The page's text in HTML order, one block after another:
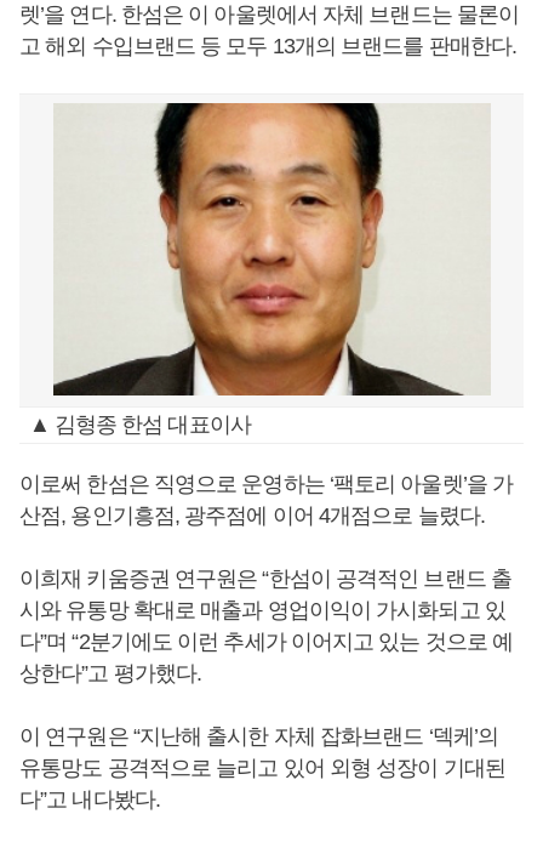
렛’을 연다. 한섬은 이 아울렛에서 자체 브랜드는 물론이
고 해외 수입브랜드 등 모두 13개의 브랜드를 판매한다.
▲ 김형종 한섬 대표이사
이로써 한섬은 직영으로 운영하는 ‘팩토리 아울렛’을 가
산점, 용인기흥점, 광주점에 이어 4개점으로 늘렸다.
이희재 키움증권 연구원은 “한섬이 공격적인 브랜드 출
시와 유통망 확대로 매출과 영업이익이 가시화되고 있
다”며 “2분기에도 이런 추세가 이어지고 있는 것으로 예
상한다”고 평가했다.
이 연구원은 “지난해 출시한 자체 잡화브랜드 ‘덱케’의
유통망도 공격적으로 늘리고 있어 외형 성장이 기대된
다”고 내다봤다.